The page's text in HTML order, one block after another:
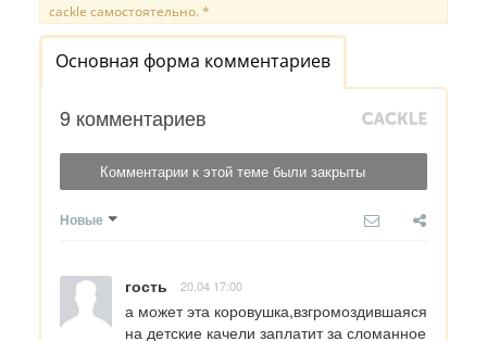
cackle самостоятельно. *
Основная форма комментариев
9 комментариев
Комментарии к этой теме были закрыты
Новые
гость 20.04 17:00
а может эта коровушка,взгромоздившаяся
на детские качели заплатит за сломанное